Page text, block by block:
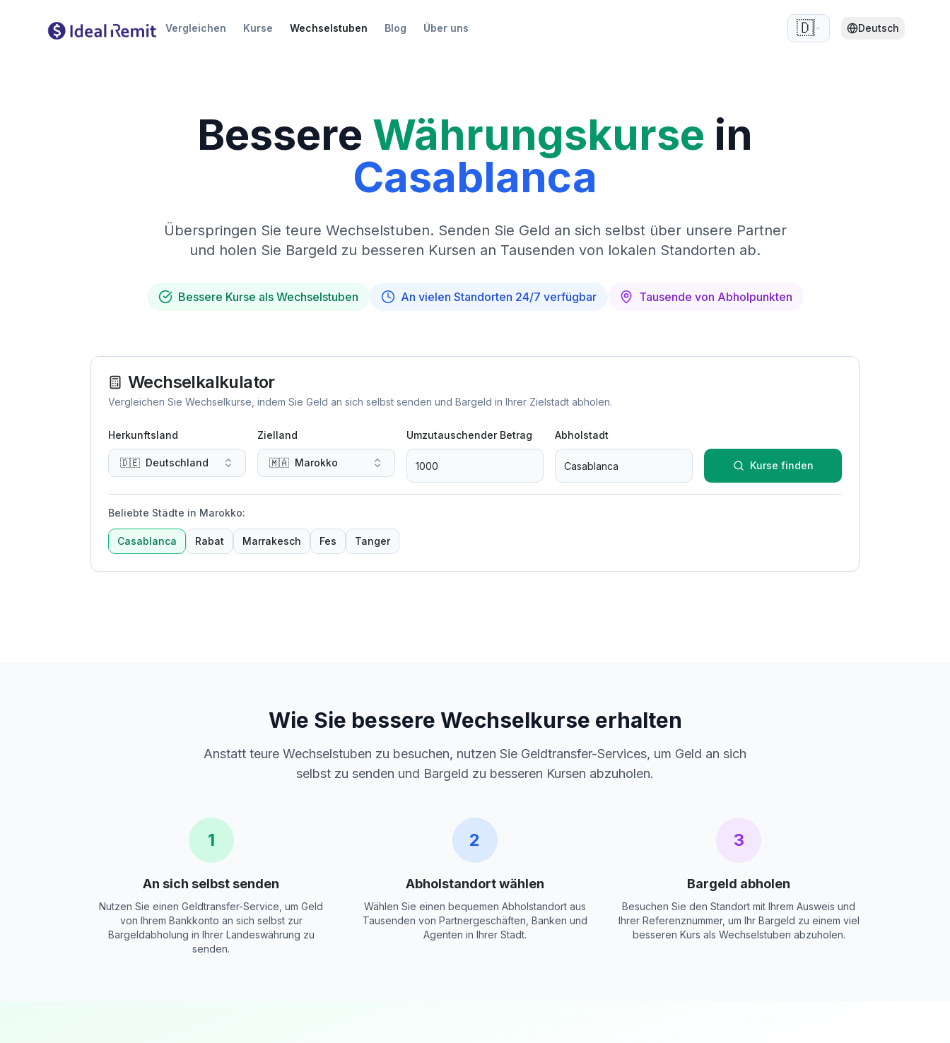
Vergleichen Kurse Wechselstuben Blog Über uns 🇩🇪 Deutsch
Bessere Währungskurse in
Casablanca
Überspringen Sie teure Wechselstuben. Senden Sie Geld an sich selbst über unsere Partner
und holen Sie Bargeld zu besseren Kursen an Tausenden von lokalen Standorten ab.
Bessere Kurse als Wechselstuben An vielen Standorten 24/7 verfügbar Tausende von Abholpunkten
Wechselkalkulator
Vergleichen Sie Wechselkurse, indem Sie Geld an sich selbst senden und Bargeld in Ihrer Zielstadt abholen.
Herkunftsland
🇩🇪 Deutschland
Zielland
🇲🇦 Marokko
Umzutauschender Betrag Abholstadt
Kurse finden
Beliebte Städte in Marokko:
Casablanca Rabat Marrakesch Fes Tanger
Wie Sie bessere Wechselkurse erhalten
Anstatt teure Wechselstuben zu besuchen, nutzen Sie Geldtransfer-Services, um Geld an sich
selbst zu senden und Bargeld zu besseren Kursen abzuholen.
1
An sich selbst senden
Nutzen Sie einen Geldtransfer-Service, um Geld
von Ihrem Bankkonto an sich selbst zur
Bargeldabholung in Ihrer Landeswährung zu
senden.
2
Abholstandort wählen
Wählen Sie einen bequemen Abholstandort aus
Tausenden von Partnergeschäften, Banken und
Agenten in Ihrer Stadt.
3
Bargeld abholen
Besuchen Sie den Standort mit Ihrem Ausweis und
Ihrer Referenznummer, um Ihr Bargeld zu einem viel
besseren Kurs als Wechselstuben abzuholen.